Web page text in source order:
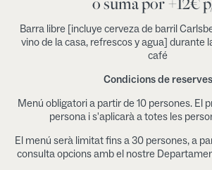
Barra libre [incluye cerveza de barril
vino de la casa, refrescos y agua] durante
café
Condicions de reserves
Menú obligatori a partir de 10 persones. El
persona i s'aplicarà a totes les
El menú serà limitat fins a 30 persones, a
consulta opcions amb el nostre